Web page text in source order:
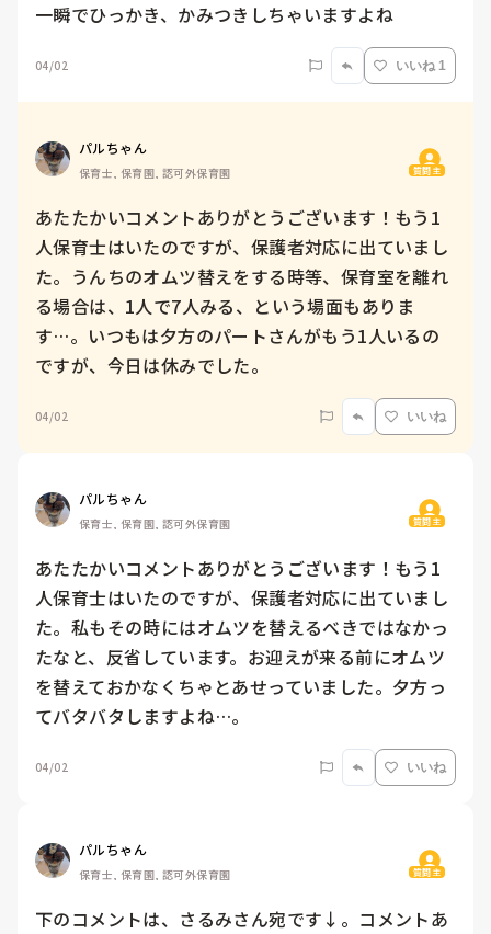
一瞬でひっかき、かみつきしちゃいますよね
04/02 いいね 1
パルちゃん
保育士, 保育園, 認可外保育園 質問主
あたたかいコメントありがとうございます！もう1
人保育士はいたのですが、保護者対応に出ていまし
た。うんちのオムツ替えをする時等、保育室を離れ
る場合は、1人で7人みる、という場面もありま
す…。いつもは夕方のパートさんがもう1人いるの
04/02 いいね
パルちゃん
保育士, 保育園, 認可外保育園 質問主
あたたかいコメントありがとうございます！もう1
人保育士はいたのですが、保護者対応に出ていまし
た。私もその時にはオムツを替えるべきではなかっ
たなと、反省しています。お迎えが来る前にオムツ
を替えておかなくちゃとあせっていました。夕方っ
てバタバタしますよね…。
04/02 いいね
パルちゃん
保育士, 保育園, 認可外保育園 質問主
下のコメントは、さるみさん宛です↓。コメントあ